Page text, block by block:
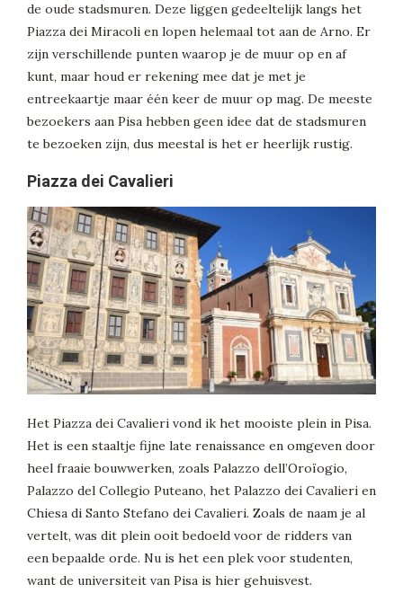
de oude stadsmuren. Deze liggen gedeeltelijk langs het
Piazza dei Miracoli en lopen helemaal tot aan de Arno. Er
zijn verschillende punten waarop je de muur op en af
kunt, maar houd er rekening mee dat je met je
entreekaartje maar één keer de muur op mag. De meeste
bezoekers aan Pisa hebben geen idee dat de stadsmuren
te bezoeken zijn, dus meestal is het er heerlijk rustig.
Piazza dei Cavalieri
Het Piazza dei Cavalieri vond ik het mooiste plein in Pisa.
Het is een staaltje fijne late renaissance en omgeven door
heel fraaie bouwwerken, zoals Palazzo dell’Oroïogio,
Palazzo del Collegio Puteano, het Palazzo dei Cavalieri en
Chiesa di Santo Stefano dei Cavalieri. Zoals de naam je al
vertelt, was dit plein ooit bedoeld voor de ridders van
een bepaalde orde. Nu is het een plek voor studenten,
want de universiteit van Pisa is hier gehuisvest.